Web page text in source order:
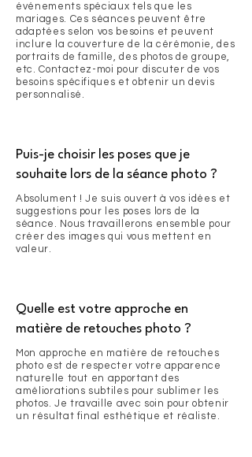
événements spéciaux tels que les
mariages. Ces séances peuvent être
adaptées selon vos besoins et peuvent
inclure la couverture de la cérémonie, des
portraits de famille, des photos de groupe,
etc. Contactez-moi pour discuter de vos
besoins spécifiques et obtenir un devis
personnalisé.
Puis-je choisir les poses que je
souhaite lors de la séance photo ?
Absolument ! Je suis ouvert à vos idées et
suggestions pour les poses lors de la
séance. Nous travaillerons ensemble pour
créer des images qui vous mettent en
valeur.
Quelle est votre approche en
matière de retouches photo ?
Mon approche en matière de retouches
photo est de respecter votre apparence
naturelle tout en apportant des
améliorations subtiles pour sublimer les
photos. Je travaille avec soin pour obtenir
un résultat final esthétique et réaliste.